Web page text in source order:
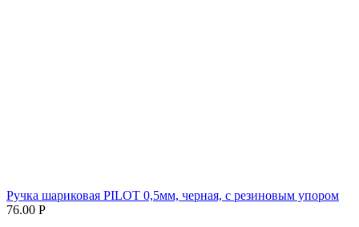
Ручка шариковая PILOT 0,5мм, черная, с резиновым упором
76.00 Р